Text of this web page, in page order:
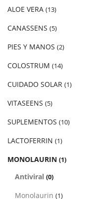
ALOE VERA (13)
CANASSENS (5)
PIES Y MANOS (2)
COLOSTRUM (14)
CUIDADO SOLAR (1)
VITASEENS (5)
SUPLEMENTOS (10)
LACTOFERRIN (1)
MONOLAURIN (1)
Antiviral (0)
Monolaurin (1)